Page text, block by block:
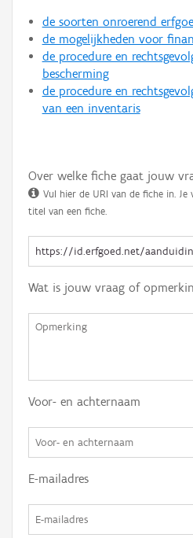
de soorten onroerend
de mogelijkheden voor
de procedure en
bescherming
de procedure en
van een inventaris
Over welke fiche gaat jouw
Vul hier de URI van de fiche in.
titel van een fiche.
Wat is jouw vraag of
Voor- en achternaam
E-mailadres